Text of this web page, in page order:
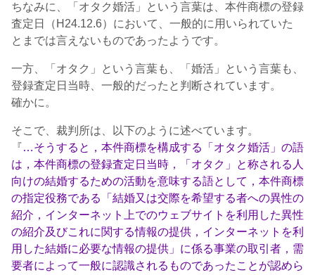
ちなみに、「オタク婚活」という言葉は、本件商標の登録
査定日（H24.12.6）において、一般的に用いられていた
とまでは言えないものであったようです。
一方、「オタク」という言葉も、「婚活」という言葉も、
登録査定日当時、一般的だったと判断されています。
確かに。
そこで、裁判所は、以下のように述べています。
『…そうすると，本件商標を構成する「オタク婚活」の語
は，本件商標の登録査定日当時，「オタク」と称される人
向けの結婚するための活動を意味する語として，本件商標
の指定役務である「結婚又は交際を希望する者への異性の
紹介，インターネット上でのウェブサイトを利用した異性
の紹介及びこれに関する情報の提供，インターネットを利
用した結婚に必要な情報の提供」に係る事業の取引者，需
要者によって一般に認識されるものであったことが認めら